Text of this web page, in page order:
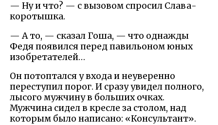
— Ну и что? — с вызовом спросил Слава-
коротышка.
— А то, — сказал Гоша, — что однажды
Федя появился перед павильоном юных
изобретателей…
Он потоптался у входа и неуверенно
переступил порог. И сразу увидел полного,
лысого мужчину в больших очках.
Мужчина сидел в кресле за столом, над
которым было написано: «Консультант».